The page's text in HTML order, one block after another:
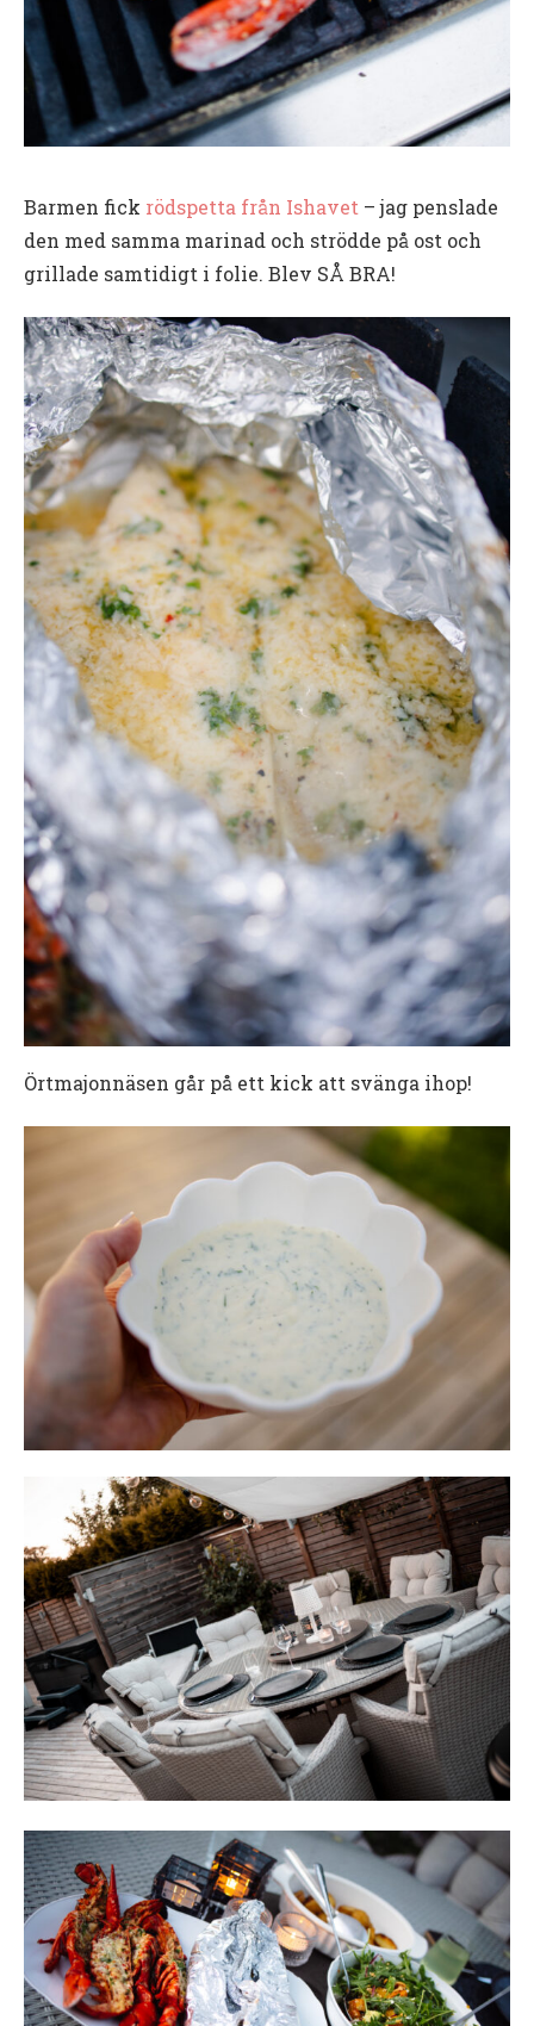
Barmen fick rödspetta från Ishavet – jag penslade
den med samma marinad och strödde på ost och
grillade samtidigt i folie. Blev SÅ BRA!
Örtmajonnäsen går på ett kick att svänga ihop!